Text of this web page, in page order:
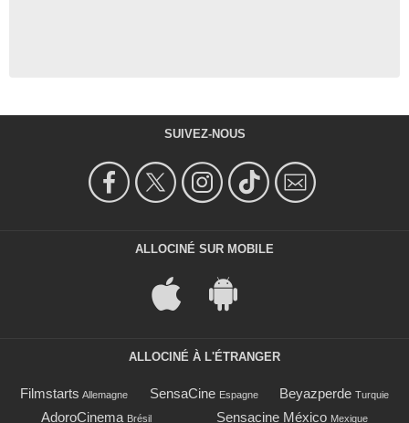
SUIVEZ-NOUS
ALLOCINÉ SUR MOBILE
ALLOCINÉ À L'ÉTRANGER
Filmstarts Allemagne SensaCine Espagne Beyazperde Turquie
AdoroCinema Brésil Sensacine México Mexique